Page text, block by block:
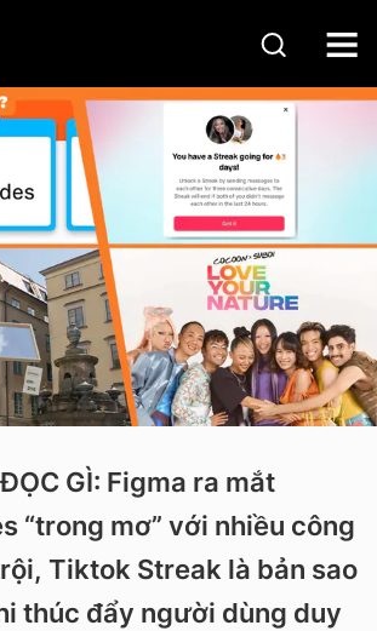
GÌ: Figma ra mắt
“trong mơ” với nhiều công
Tiktok Streak là bản sao
thúc đẩy người dùng duy